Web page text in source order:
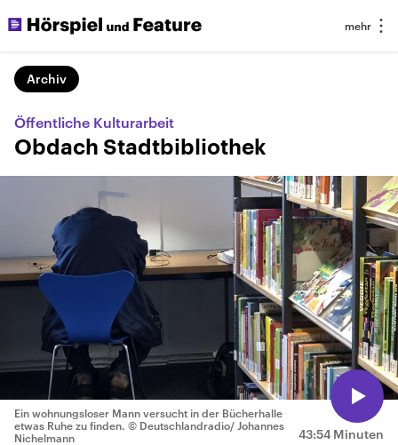
Archiv
Öffentliche Kulturarbeit
Obdach Stadtbibliothek
43:54 Minuten
Ein wohnungsloser Mann versucht in der Bücherhalle
etwas Ruhe zu finden. © Deutschlandradio/ Johannes
Nichelmann